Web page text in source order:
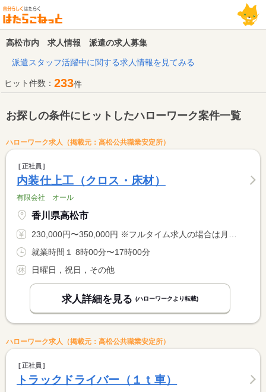
高松市内 求人情報 派遣の求人募集
派遣スタッフ活躍中に関する求人情報を見てみる
ヒット件数： 233件
お探しの条件にヒットしたハローワーク案件一覧
ハローワーク求人（掲載元：高松公共職業安定所）
正社員
内装仕上工（クロス・床材）
有限会社 オール
香川県高松市
230,000円〜350,000円 ※フルタイム求人の場合は月額（換算額）、パート求人の場合は時間額を表示しています。
就業時間１ 8時00分〜17時00分
日曜日，祝日，その他
求人詳細を見る (ハローワークより転載)
ハローワーク求人（掲載元：高松公共職業安定所）
正社員
トラックドライバー（１ｔ車）